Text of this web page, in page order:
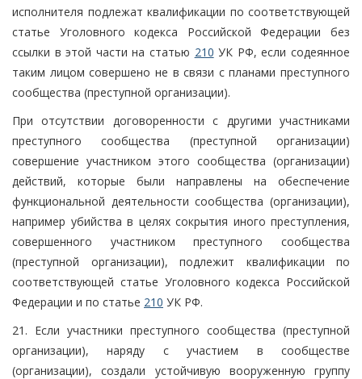
исполнителя подлежат квалификации по соответствующей
статье Уголовного кодекса Российской Федерации без
ссылки в этой части на статью 210 УК РФ, если содеянное
таким лицом совершено не в связи с планами преступного
сообщества (преступной организации).
При отсутствии договоренности с другими участниками
преступного сообщества (преступной организации)
совершение участником этого сообщества (организации)
действий, которые были направлены на обеспечение
функциональной деятельности сообщества (организации),
например убийства в целях сокрытия иного преступления,
совершенного участником преступного сообщества
(преступной организации), подлежит квалификации по
соответствующей статье Уголовного кодекса Российской
Федерации и по статье 210 УК РФ.
21. Если участники преступного сообщества (преступной
организации), наряду с участием в сообществе
(организации), создали устойчивую вооруженную группу